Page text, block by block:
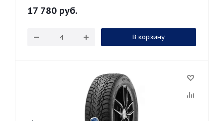
17 780 руб.
В корзину